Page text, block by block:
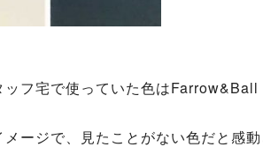
ッフ宅で使っていた色は
ージで、見たことがない色だと感